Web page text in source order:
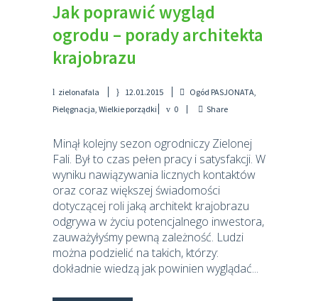
Jak poprawić wygląd
ogrodu – porady architekta
krajobrazu
zielonafala 12.01.2015 Ogód PASJONATA,
Pielęgnacja, Wielkie porządki 0 Share
Minął kolejny sezon ogrodniczy Zielonej
Fali. Był to czas pełen pracy i satysfakcji. W
wyniku nawiązywania licznych kontaktów
oraz coraz większej świadomości
dotyczącej roli jaką architekt krajobrazu
odgrywa w życiu potencjalnego inwestora,
zauważyłyśmy pewną zależność. Ludzi
można podzielić na takich, którzy:
dokładnie wiedzą jak powinien wyglądać...